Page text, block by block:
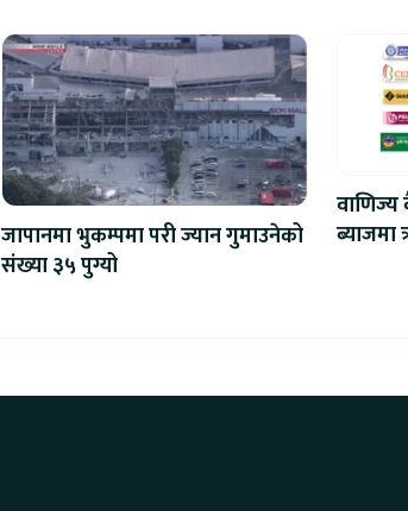
जापानमा भुकम्पमा परी ज्यान गुमाउनेको
संख्या ३५ पुग्यो